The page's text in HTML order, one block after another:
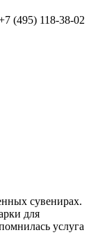
(495) 118-38-02
сувенирах.
для
услуга